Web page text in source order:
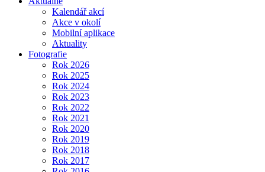
Kalendář akcí
Akce v okolí
Mobilní aplikace
Aktuality
Fotografie
Rok 2026
Rok 2025
Rok 2024
Rok 2023
Rok 2022
Rok 2021
Rok 2020
Rok 2019
Rok 2018
Rok 2017